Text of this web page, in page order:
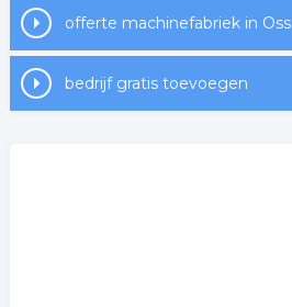
offerte machinefabriek in Oss
bedrijf gratis toevoegen